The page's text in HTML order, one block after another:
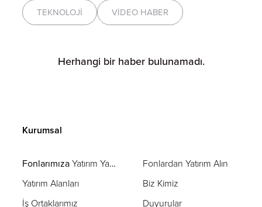
TEKNOLOJI VIDEO HABER
Herhangi bir haber bulunamadı.
Kurumsal
FonlarımızaYatırım Yapın
Fonlardan Yatırım Alın
Yatırım Alanları
Biz Kimiz
İş Ortaklarımız
Duyurular